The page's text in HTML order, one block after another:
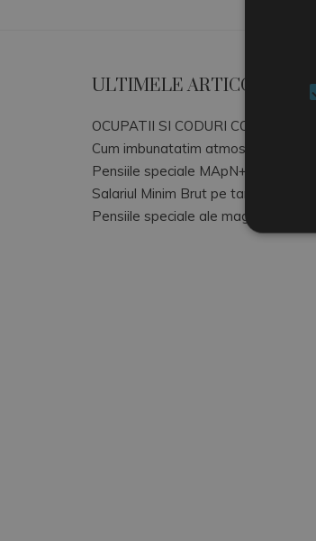
ULTIMELE ARTICOLE
OCUPATII SI CODURI COR
Cum imbunatatim atmosfera de lucru
Pensiile speciale MApN+MAI+SRI
Salariul Minim Brut pe tara
Pensiile speciale ale magistratilor